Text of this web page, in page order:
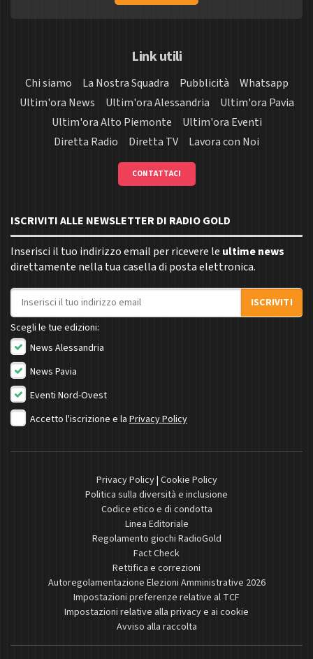
Link utili
Chi siamo La Nostra Squadra Pubblicità
Whatsapp
Ultim'ora News
Ultim'ora Alessandria
Ultim'ora Pavia
Ultim'ora Alto Piemonte
Ultim'ora Eventi
Diretta Radio
Diretta TV Lavora con Noi
CONTATTACI
ISCRIVITI ALLE NEWSLETTER DI RADIO GOLD
Inserisci il tuo indirizzo email per ricevere le ultime news
direttamente nella tua casella di posta elettronica.
Indirizzo email
ISCRIVITI
Scegli le tue edizioni:
News Alessandria
News Pavia
Eventi Nord-Ovest
Accetto l'iscrizione e la Privacy Policy
Privacy Policy| Cookie Policy
Politica sulla diversità e inclusione
Codice etico e di condotta
Linea Editoriale
Regolamento giochi RadioGold
Fact Check
Rettifica e correzioni
Autoregolamentazione Elezioni Amministrative 2026
Impostazioni preferenze relative al TCF
Impostazioni relative alla privacy e ai cookie
Avviso alla raccolta